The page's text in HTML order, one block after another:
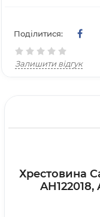
Поділитися:
Залишити відгук
Хрестовина
AH122018,